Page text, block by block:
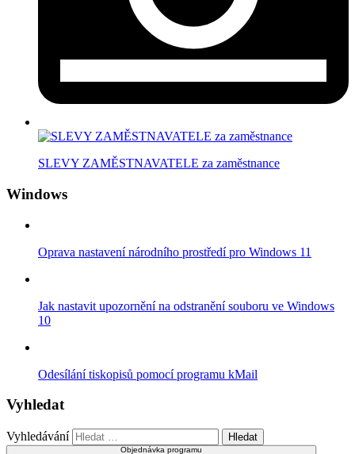
SLEVY ZAMĚSTNAVATELE za zaměstnance
Windows
Oprava nastavení národního prostředí pro Windows 11
Jak nastavit upozornění na odstranění souboru ve Windows
10
Odesílání tiskopisů pomocí programu kMail
Vyhledat
Vyhledávání
Objednávka programu